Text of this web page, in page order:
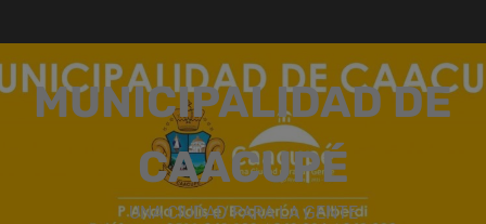
contenido
MUNICIPALIDAD DE
CAACUPÉ
UNA CIUDAD PARA LA GENTE